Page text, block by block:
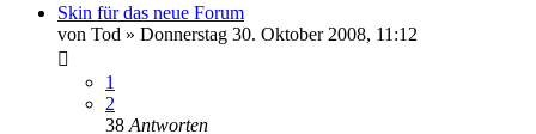
Skin für das neue Forum
von Tod » Donnerstag 30. Oktober 2008, 11:12
1
2
38 Antworten